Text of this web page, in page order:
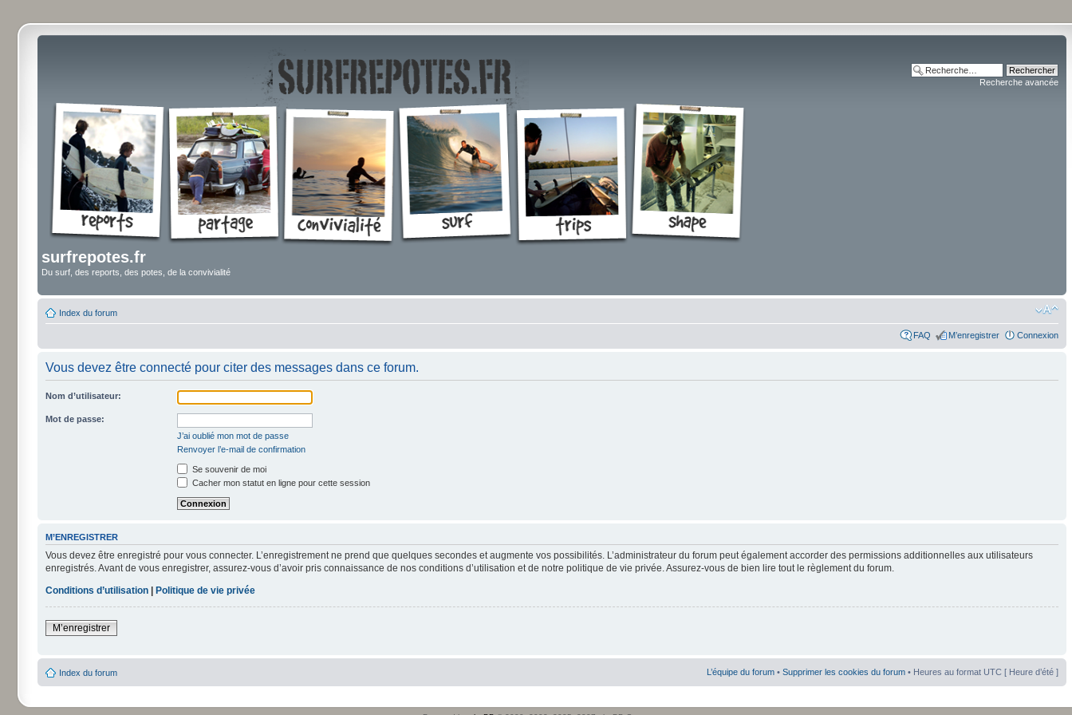
surfrepotes.fr
Du surf, des reports, des potes, de la convivialité
Recherche avancée
Index du forum
FAQ M’enregistrer Connexion
Vous devez être connecté pour citer des messages dans ce forum.
Nom d’utilisateur:
Mot de passe:
J’ai oublié mon mot de passe
Renvoyer l’e-mail de confirmation
Se souvenir de moi
Cacher mon statut en ligne pour cette session
M’ENREGISTRER
Vous devez être enregistré pour vous connecter. L’enregistrement ne prend que quelques secondes et augmente vos possibilités. L’administrateur du forum peut également accorder des permissions additionnelles aux utilisateurs
enregistrés. Avant de vous enregistrer, assurez-vous d’avoir pris connaissance de nos conditions d’utilisation et de notre politique de vie privée. Assurez-vous de bien lire tout le règlement du forum.
Conditions d’utilisation
Politique de vie privée
M’enregistrer
Index du forum L’équipe du forum • Supprimer les cookies du forum • Heures au format UTC [ Heure d’été ]